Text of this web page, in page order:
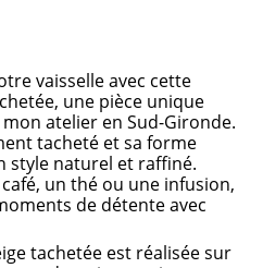
vaisselle avec cette
une pièce unique
atelier en Sud-Gironde.
tacheté et sa forme
style naturel et raffiné.
un thé ou une infusion,
de détente avec
tachetée est réalisée sur